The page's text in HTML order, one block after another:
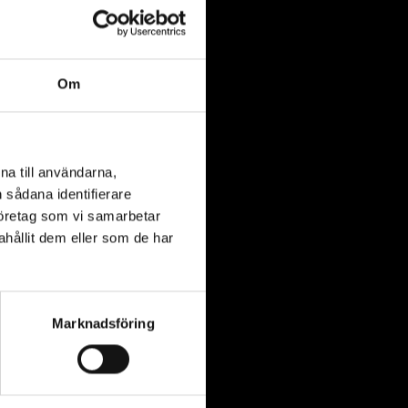
Om
till användarna,
identifierare
som vi samarbetar
dem eller som de har
Marknadsföring
antal män
som har
inblickar i
av samhället.
inte bara om